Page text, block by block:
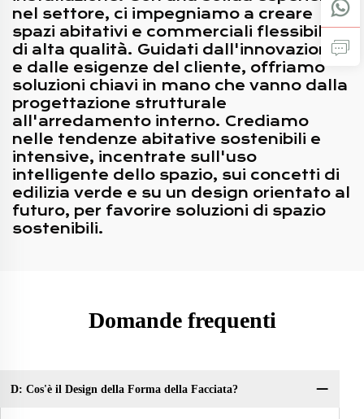
nel settore, ci impegniamo a creare
spazi abitativi e commerciali flessibili e
di alta qualità. Guidati dall'innovazione
e dalle esigenze del cliente, offriamo
soluzioni chiavi in mano che vanno dalla
progettazione strutturale
all'arredamento interno. Crediamo
nelle tendenze abitative sostenibili e
intensive, incentrate sull'uso
intelligente dello spazio, sui concetti di
edilizia verde e su un design orientato al
futuro, per favorire soluzioni di spazio
sostenibili.
Domande frequenti
D: Cos'è il Design della Forma della Facciata?